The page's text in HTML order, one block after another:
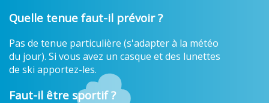
Quelle tenue faut-il prévoir ?
Pas de tenue particulière (s'adapter à la météo
du jour). Si vous avez un casque et des lunettes
de ski apportez-les.
Faut-il être sportif ?